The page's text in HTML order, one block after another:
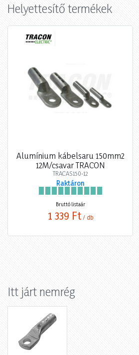
Helyettesítő termékek
Alumínium kábelsaru 150mm2
12M/csavar TRACON
TRACAS150-12
Raktáron
Bruttó listaár
1 339 Ft / db
Itt járt nemrég